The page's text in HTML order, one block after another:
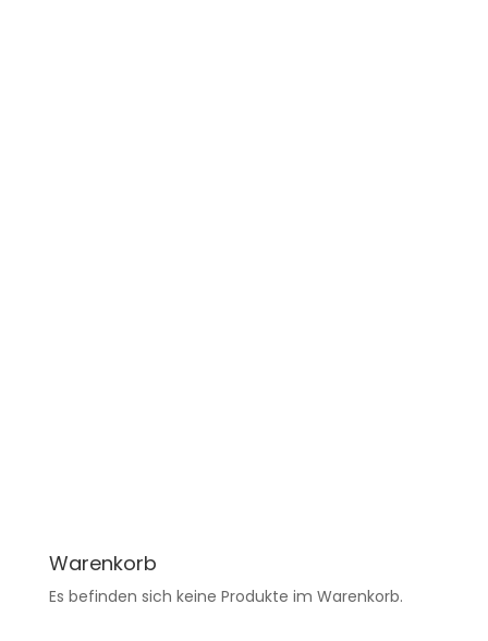
Warenkorb
Es befinden sich keine Produkte im Warenkorb.